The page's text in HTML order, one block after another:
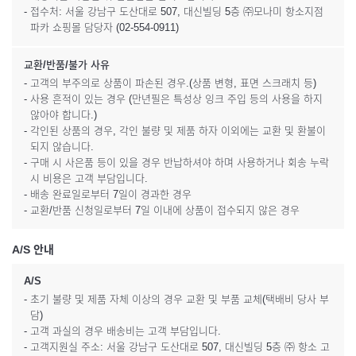
- 접수처: 서울 강남구 도산대로 507, 대신빌딩 5층 ㈜모나미 항소지점
파카 쇼핑몰 담당자 (02-554-0911)
교환/반품/불가 사유
- 고객의 부주의로 상품이 파손된 경우.(상품 변형, 표면 스크래치 등)
- 사용 흔적이 있는 경우 (만년필은 특성상 잉크 주입 등의 사용을 하지
않아야 합니다.)
- 각인된 상품의 경우, 각인 불량 및 제품 하자 이외에는 교환 및 환불이
되지 않습니다.
- 구매 시 사은품 등이 있을 경우 반납하셔야 하며 사용하거나 회송 누락
시 비용은 고객 부담입니다.
- 배송 완료일로부터 7일이 경과한 경우
- 교환/반품 신청일로부터 7일 이내에 상품이 접수되지 않은 경우
A/S 안내
A/S
- 초기 불량 및 제품 자체 이상의 경우 교환 및 부품 교체(택배비 당사 부
담)
- 고객 과실의 경우 배송비는 고객 부담입니다.
- 고객지원실 주소: 서울 강남구 도산대로 507, 대신빌딩 5층 ㈜ 항소 고